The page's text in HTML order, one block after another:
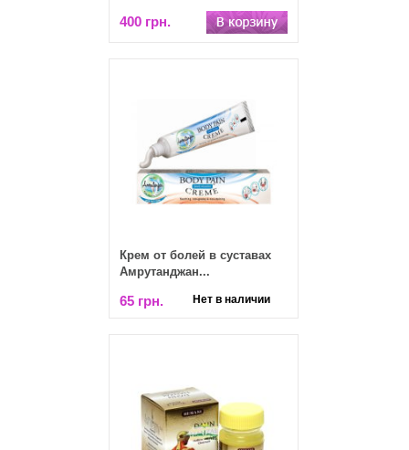
400 грн.
Крем от болей в суставах
Амрутанджан...
65 грн. Нет в наличии